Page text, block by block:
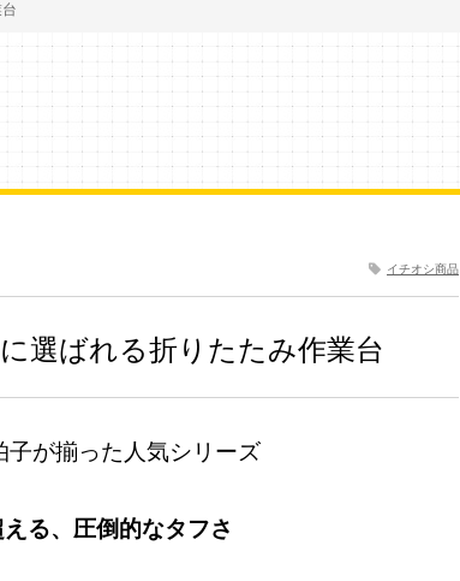
イチオシ商品
選ばれる折りたたみ作業台
が揃った人気シリーズ
、圧倒的なタフさ